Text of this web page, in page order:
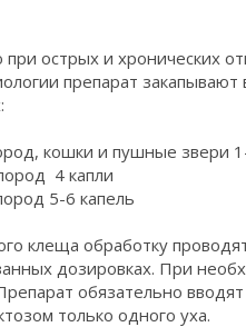
острых и хронических
препарат
кошки и пушные звери
4 капли
5-6 капель
клеща обработку
дозировках. При
обязательно
только одного уха.